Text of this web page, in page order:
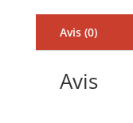
Avis (0)
Avis